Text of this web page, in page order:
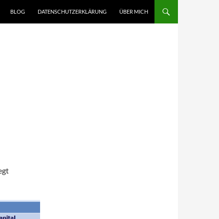
BLOG DATENSCHUTZERKLÄRUNG ÜBER MICH